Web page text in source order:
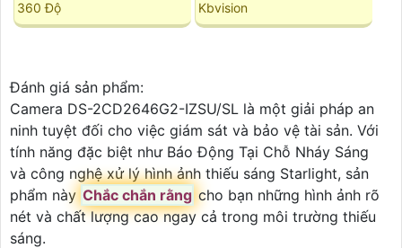
360 Độ
Kbvision
Đánh giá sản phẩm:
Camera DS-2CD2646G2-IZSU/SL là một giải pháp an
ninh tuyệt đối cho việc giám sát và bảo vệ tài sản. Với
tính năng đặc biệt như Báo Động Tại Chỗ Nháy Sáng
và công nghệ xử lý hình ảnh thiếu sáng Starlight, sản
phẩm này Chắc chắn rằng cho bạn những hình ảnh rõ
nét và chất lượng cao ngay cả trong môi trường thiếu
sáng.